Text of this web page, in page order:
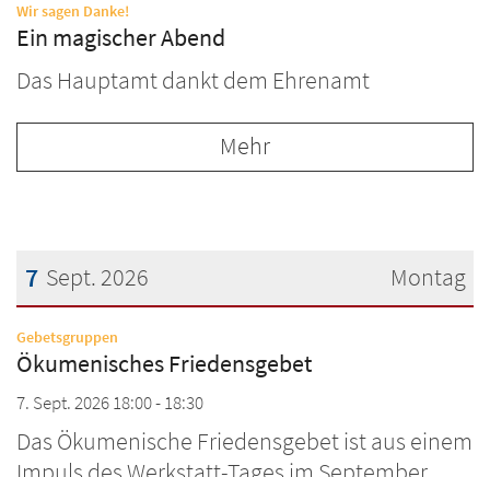
Wir sagen Danke!
Ein magischer Abend
Das Hauptamt dankt dem Ehrenamt
Mehr
Montag
7 Sept. 2026
Datum: 7. September 2026
Gebetsgruppen
Ökumenisches Friedensgebet
7. Sept. 2026 18:00 - 18:30
Das Ökumenische Friedensgebet ist aus einem